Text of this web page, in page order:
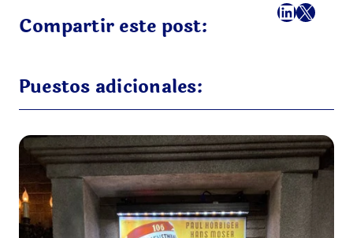
Compartir este post:
Facebook
LinkedIn
X
Puestos adicionales: